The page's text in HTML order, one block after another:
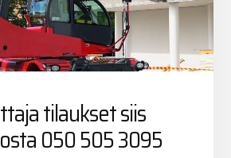
tilaukset siis
050 505 3095